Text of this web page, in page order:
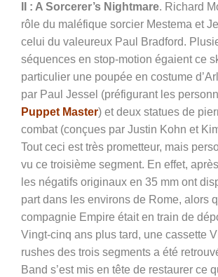
II : A Sorcerer’s Nightmare. Richard
rôle du maléfique sorcier Mestema et
celui du valeureux Paul Bradford.
séquences en stop-motion égaient ce
particulier une poupée en costume
par Paul Jessel (préfigurant les
Puppet Master) et deux statues de
combat (conçues par Justin Kohn et
Tout ceci est très prometteur, mais
vu ce troisième segment. En effet,
les négatifs originaux en 35 mm ont
part dans les environs de Rome, alors
compagnie Empire était en train de
Vingt-cinq ans plus tard, une cassette
rushes des trois segments a été
Band s’est mis en tête de restaurer ce